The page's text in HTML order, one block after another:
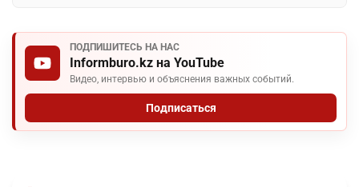
ПОДПИШИТЕСЬ НА НАС
Informburo.kz на YouTube
Видео, интервью и объяснения важных событий.
Подписаться